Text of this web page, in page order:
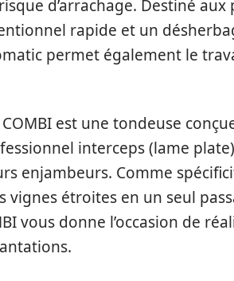
d’arrachage. Destiné
rapide et un
permet également le
est une tondeuse
interceps (lame
enjambeurs. Comme
vignes étroites en un seul
vous donne l’occasion de